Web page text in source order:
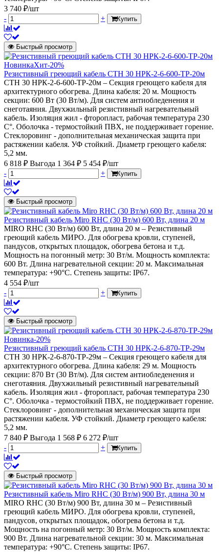
3 740 ₽/шт
-
+ Купить
Быстрый просмотр
НовинкаХит-20%
Резистивный греющий кабель СТН 30 НРК-2-6-600-ТР-20м
СТН 30 НРК-2-6-600-ТР-20м – Секция греющего кабеля для
архитектурного обогрева. Длина кабеля: 20 м. Мощность
секции: 600 Вт (30 Вт/м). Для систем антиобледенения и
снеготаяния. Двухжильный резистивный нагревательный
кабель. Изоляция жил - фторопласт, рабочая температура 230
С°. Оболочка - термостойкий ПВХ, не поддерживает горение.
Стеклоровинг - дополнительная механическая защита при
растяжении кабеля. УФ стойкий. Диаметр греющего кабеля:
5,2 мм.
6 818 ₽ Выгода 1 364 ₽ 5 454 ₽/шт
-
+ Купить
Быстрый просмотр
Резистивный кабель Miro RHC (30 Вт/м) 600 Вт, длина 20 м
MIRO RHC (30 Вт/м) 600 Вт, длина 20 м – Резистивный
греющий кабель МИРО. Для обогрева кровли, ступеней,
пандусов, открытых площадок, обогрева бетона и т.д.
Мощность на погонный метр: 30 Вт/м. Мощность комплекта:
600 Вт. Длина нагревательной секции: 20 м. Максимальная
температура: +90°С. Степень защиты: IP67.
4 554 ₽/шт
-
+ Купить
Быстрый просмотр
Новинка-20%
Резистивный греющий кабель СТН 30 НРК-2-6-870-ТР-29м
СТН 30 НРК-2-6-870-ТР-29м – Секция греющего кабеля для
архитектурного обогрева. Длина кабеля: 29 м. Мощность
секции: 870 Вт (30 Вт/м). Для систем антиобледенения и
снеготаяния. Двухжильный резистивный нагревательный
кабель. Изоляция жил - фторопласт, рабочая температура 230
С°. Оболочка - термостойкий ПВХ, не поддерживает горение.
Стеклоровинг - дополнительная механическая защита при
растяжении кабеля. УФ стойкий. Диаметр греющего кабеля:
5,2 мм.
7 840 ₽ Выгода 1 568 ₽ 6 272 ₽/шт
-
+ Купить
Быстрый просмотр
Резистивный кабель Miro RHC (30 Вт/м) 900 Вт, длина 30 м
MIRO RHC (30 Вт/м) 900 Вт, длина 30 м – Резистивный
греющий кабель МИРО. Для обогрева кровли, ступеней,
пандусов, открытых площадок, обогрева бетона и т.д.
Мощность на погонный метр: 30 Вт/м. Мощность комплекта:
900 Вт. Длина нагревательной секции: 30 м. Максимальная
температура: +90°С. Степень защиты: IP67.